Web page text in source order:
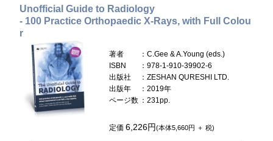
Unofficial Guide to Radiology
- 100 Practice Orthopaedic X-Rays, with Full Colou
r
著者
：C.Gee & A.Young (eds.)
ISBN
：978-1-910-39902-6
出版社
：ZESHAN QURESHI LTD.
出版年
：2019年
ページ数 ：231pp.
定価6,226円(本体5,660円 ＋ 税)